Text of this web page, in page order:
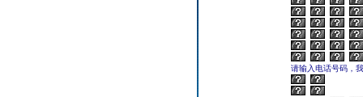
请输入电话号码，